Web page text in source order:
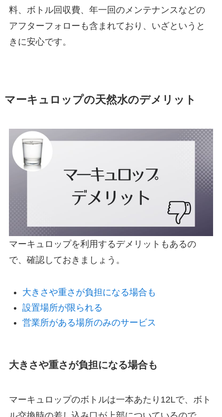
料、ボトル回収費、年一回のメンテナンスなどの
アフターフォローも含まれており、いざというと
きに安心です。
マーキュロップの天然水のデメリット
マーキュロップを利用するデメリットもあるの
で、確認しておきましょう。
大きさや重さが負担になる場合も
設置場所が限られる
営業所がある場所のみのサービス
大きさや重さが負担になる場合も
マーキュロップのボトルは一本あたり12Lで、ボト